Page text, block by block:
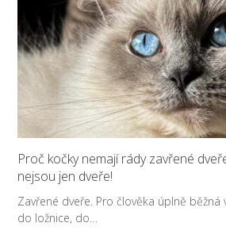
Proč kočky nemají rády zavřené
nejsou jen dveře!
Zavřené dveře. Pro člověka úplně běžná
do ložnice, do…